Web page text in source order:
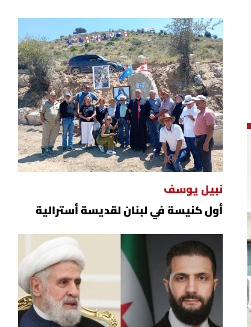
نبيل يوسف
أول كنيسة في لبنان لقديسة أسترالية